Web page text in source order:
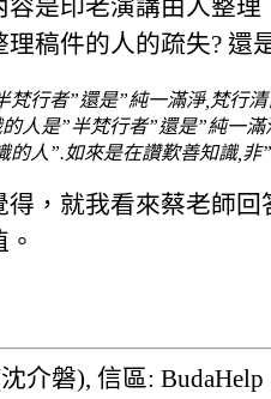
是印老演講由人整
稿件的人的疏失? 還
梵行者”還是”純一滿淨,梵行
人是”半梵行者”還是”純一滿
的人”.如來是在讚歎善知識,非
得，就我看來蔡老師
介磐), 信區: BudaHelp